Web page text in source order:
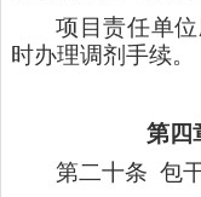
项目责任单
时办理调剂手续。
第四
第二十条 包